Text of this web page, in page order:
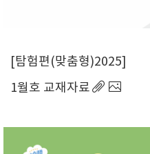
탐험편(맞춤형)2025
1월호 교재자료